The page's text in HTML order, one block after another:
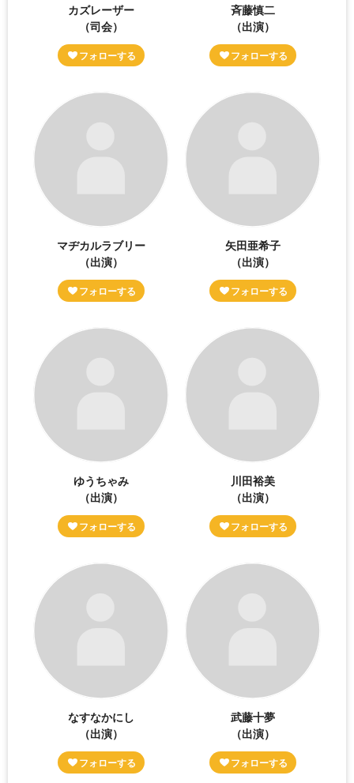
カズレーザー
（司会）
斉藤慎二
（出演）
マヂカルラブリー
（出演）
矢田亜希子
（出演）
ゆうちゃみ
（出演）
川田裕美
（出演）
なすなかにし
（出演）
武藤十夢
（出演）